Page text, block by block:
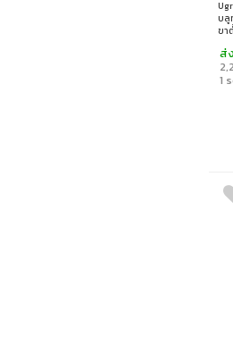
บลู
ขา
ถ่า
ทั้ง
บลู
ส่
1